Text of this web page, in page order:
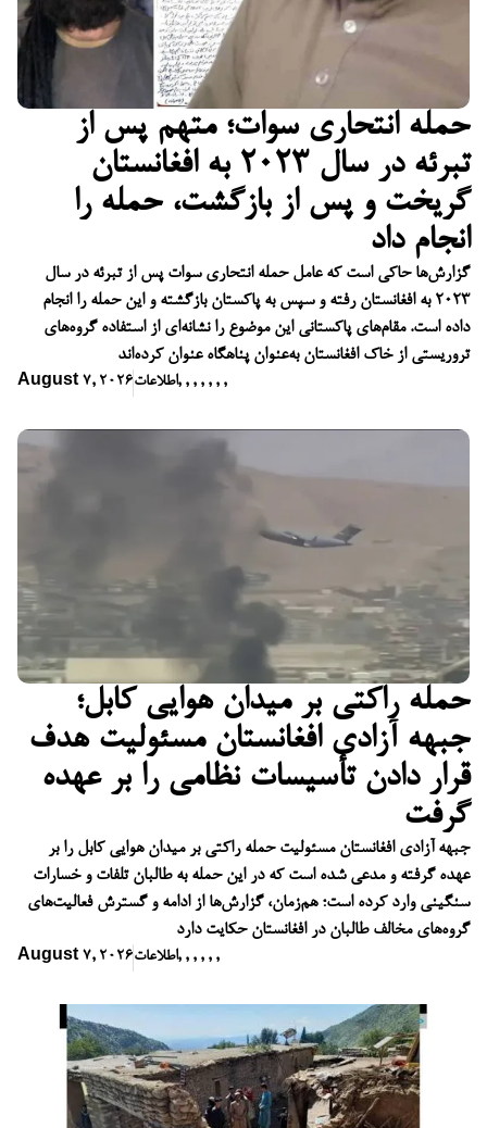
حمله انتحاری سوات؛ متهم پس از
تبرئه در سال ۲۰۲۳ به افغانستان
گریخت و پس از بازگشت، حمله را
انجام داد
گزارش‌ها حاکی است که عامل حمله انتحاری سوات پس از تبرئه در سال
۲۰۲۳ به افغانستان رفته و سپس به پاکستان بازگشته و این حمله را انجام
داده است. مقام‌های پاکستانی این موضوع را نشانه‌ای از استفاده گروه‌های
تروریستی از خاک افغانستان به‌عنوان پناهگاه عنوان کرده‌اند
August 7, 2026اطلاعات, , , , , , ,
حمله راکتی بر میدان هوایی کابل؛
جبهه آزادی افغانستان مسئولیت هدف
قرار دادن تأسیسات نظامی را بر عهده
گرفت
جبهه آزادی افغانستان مسئولیت حمله راکتی بر میدان هوایی کابل را بر
عهده گرفته و مدعی شده است که در این حمله به طالبان تلفات و خسارات
سنگینی وارد کرده است؛ هم‌زمان، گزارش‌ها از ادامه و گسترش فعالیت‌های
گروه‌های مخالف طالبان در افغانستان حکایت دارد
August 7, 2026اطلاعات, , , , , ,